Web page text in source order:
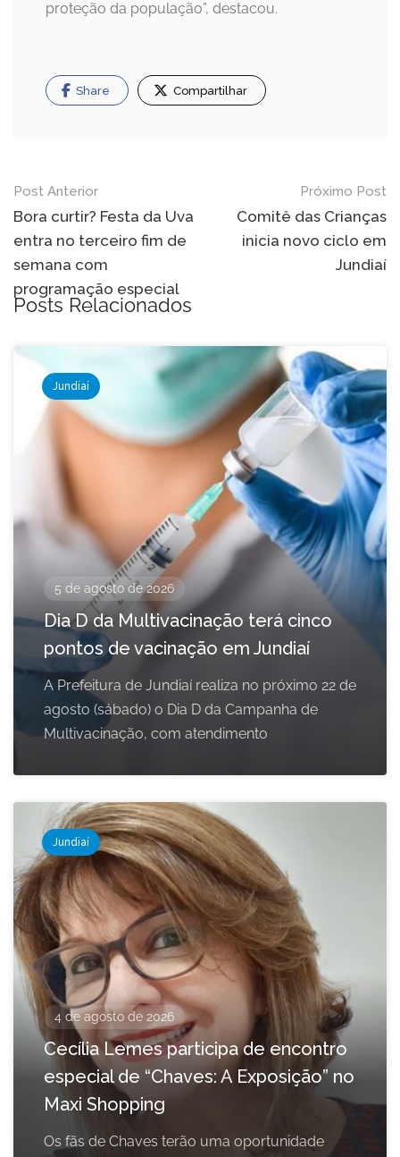
proteção da população”, destacou.
Share Compartilhar
Navegação
de
Post
Post Anterior
Bora curtir? Festa da Uva
entra no terceiro fim de
semana com
programação especial
Próximo Post
Comitê das Crianças
inicia novo ciclo em
Jundiaí
Posts Relacionados
Jundiaí
5 de agosto de 2026
Dia D da Multivacinação terá cinco
pontos de vacinação em Jundiaí
A Prefeitura de Jundiaí realiza no próximo 22 de
agosto (sábado) o Dia D da Campanha de
Multivacinação, com atendimento
Jundiaí
4 de agosto de 2026
Cecília Lemes participa de encontro
especial de “Chaves: A Exposição” no
Maxi Shopping
Os fãs de Chaves terão uma oportunidade